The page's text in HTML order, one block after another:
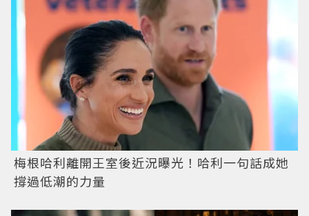
梅根哈利離開王室後近況曝光！哈利一句話成她
撐過低潮的力量